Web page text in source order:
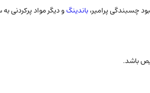
چسبندگی پرامیر،باندینگو دیگر مواد پرکردنی